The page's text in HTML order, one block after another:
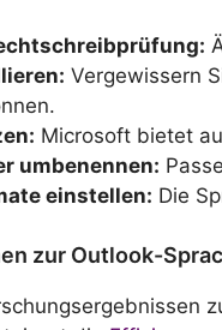
Vergewissern
Microsoft bietet
umbenennen:
einstellen: Die
zur Outlook-